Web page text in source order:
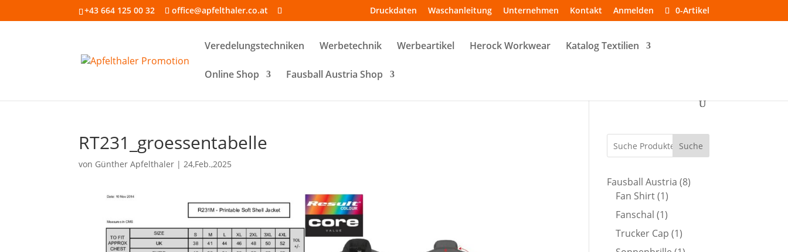
+43 664 125 00 32 office@apfelthaler.co.at Druckdaten Waschanleitung Unternehmen Kontakt Anmelden 0-Artikel
Veredelungstechniken Werbetechnik Werbeartikel Herock Workwear Katalog Textilien
Online Shop Fausball Austria Shop
RT231_groessentabelle
von Günther Apfelthaler |24,Feb.,2025
Suche
Fausball Austria 88
Fan Shirt 11
Produkt
Fanschal 11
Produkt
Trucker Cap 11
Produkt